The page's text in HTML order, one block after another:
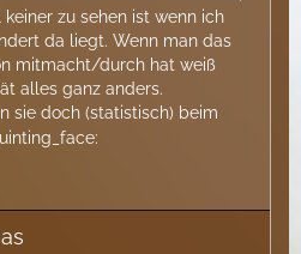
zu sehen ist wenn ich
da liegt. Wenn man das
mitmacht/durch hat weiß
alles ganz anders.
sie doch (statistisch) beim